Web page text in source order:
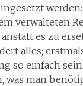
verwalteten
es zu
alles;
so einfach
was man